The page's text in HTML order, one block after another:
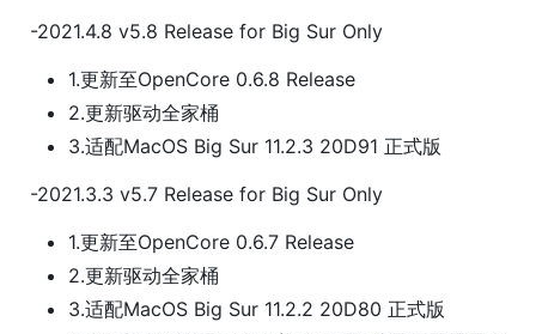
-2021.4.8 v5.8 Release for Big Sur Only
1.更新至OpenCore 0.6.8 Release
2.更新驱动全家桶
3.适配MacOS Big Sur 11.2.3 20D91 正式版
-2021.3.3 v5.7 Release for Big Sur Only
1.更新至OpenCore 0.6.7 Release
2.更新驱动全家桶
3.适配MacOS Big Sur 11.2.2 20D80 正式版